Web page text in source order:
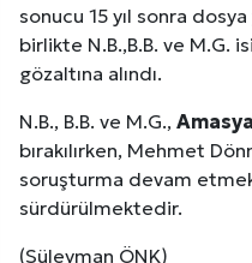
sonucu 15 yıl sonra
birlikte N.B.,B.B. ve M.G.
gözaltına alındı.
N.B., B.B. ve M.G., Amasya
bırakılırken, Mehmet
soruşturma devam
sürdürülmektedir.
(Süleyman ÖNK)